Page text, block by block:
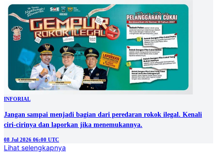
INFORIAL
Jangan sampai menjadi bagian dari peredaran rokok ilegal. Kenali
ciri-cirinya dan laporkan jika menemukannya.
08 Jul 2026 06:00 UTC
Lihat selengkapnya